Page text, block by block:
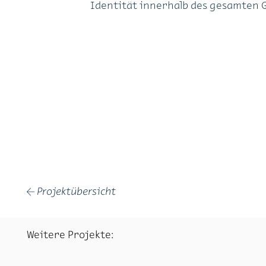
Identität innerhalb des gesamten
← Projektübersicht
Weitere Projekte: